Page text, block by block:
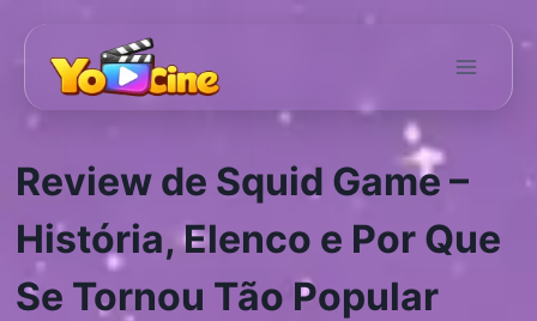
para
Conteúdo
Review de Squid Game –
História, Elenco e Por Que
Se Tornou Tão Popular